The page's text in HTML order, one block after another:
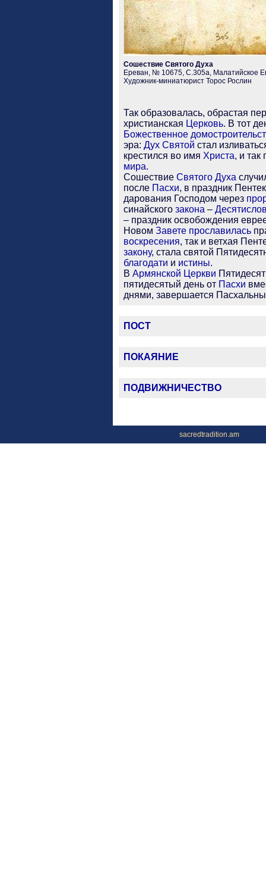
Сошествие Святого Духа
Ереван, № 10675, С.305а, Малатийское
Художник-миниатюрист Торос Рослин
Так образовалась, обрастая
христианская Церковь. В тот
Божественное
эра: Дух Святой стал
крестился во имя Христа, и так
мира.
Сошествие Святого Духа
после Пасхи, в праздник
дарования Господом через
синайского закона –
– праздник освобождения
Новом Завете прославилась
воскресения, так и ветхая
закону, стала святой
благодати и истины.
В Армянской Церкви
пятидесятый день от Пасхи
днями, завершается
ПОСТ
ПОКАЯНИЕ
ПОДВИЖНИЧЕСТВО
sacredtradition.am